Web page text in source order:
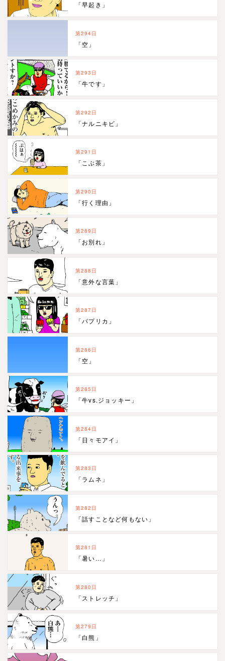
「早起き」
第294日
「空」
第293日
「牛です」
第292日
「ナルニキビ」
第291日
「こぶ茶」
第290日
「行く理由」
第289日
「お別れ」
第288日
「意外な言葉」
第287日
「パプリカ」
第286日
「空」
第285日
「牛vs.ジョッキー」
第284日
「日々モアイ」
第283日
「ラムネ」
第282日
「話すことなど何もない」
第281日
「暑い…」
第280日
「ストレッチ」
第279日
「白熊」